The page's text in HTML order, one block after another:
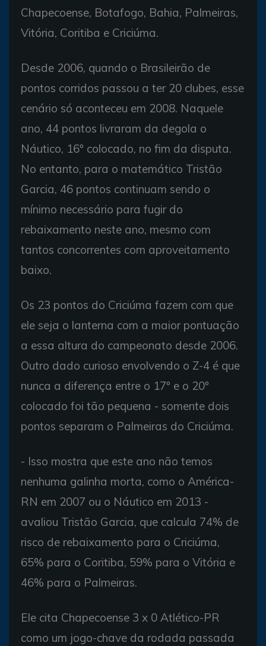
Chapecoense, Botafogo, Bahia, Palmeiras,
Vitória, Coritiba e Criciúma.
Desde 2006, quando o Brasileirão de
pontos corridos passou a ter 20 clubes, esse
cenário só aconteceu em 2008. Naquele
ano, 44 pontos livraram da degola o
Náutico, 16º colocado, no fim da disputa.
No entanto, para o matemático Tristão
Garcia, 46 pontos continuam sendo o
mínimo necessário para fugir do
rebaixamento neste ano, mesmo com
tantos concorrentes com aproveitamento
baixo.
Os 23 pontos do Criciúma fazem com que
ele seja o lanterna com a maior pontuação
a essa altura do campeonato desde 2006.
Outro dado curioso envolvendo o Z-4 é que
nunca a diferença entre o 17º e o 20º
colocado foi tão pequena - somente dois
pontos separam o Palmeiras do Criciúma.
- Isso mostra que este ano não temos
nenhuma galinha morta, como o América-
RN em 2007 ou o Náutico em 2013 -
avaliou Tristão Garcia, que calcula 74% de
risco de rebaixamento para o Criciúma,
65% para o Coritiba, 59% para o Vitória e
46% para o Palmeiras.
Ele cita Chapecoense 3 x 0 Atlético-PR
como um jogo-chave da rodada passada